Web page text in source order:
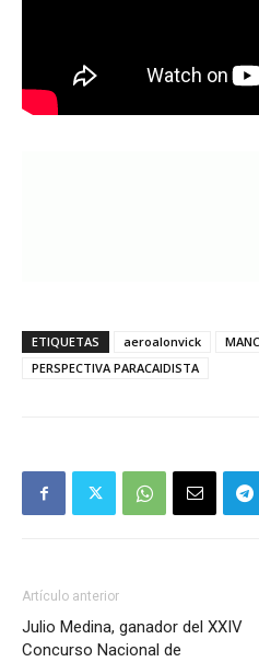
ETIQUETAS aeroalonvick
PERSPECTIVA PARACAIDISTA
Artículo anterior
Julio Medina, ganador del XXIV
Concurso Nacional de